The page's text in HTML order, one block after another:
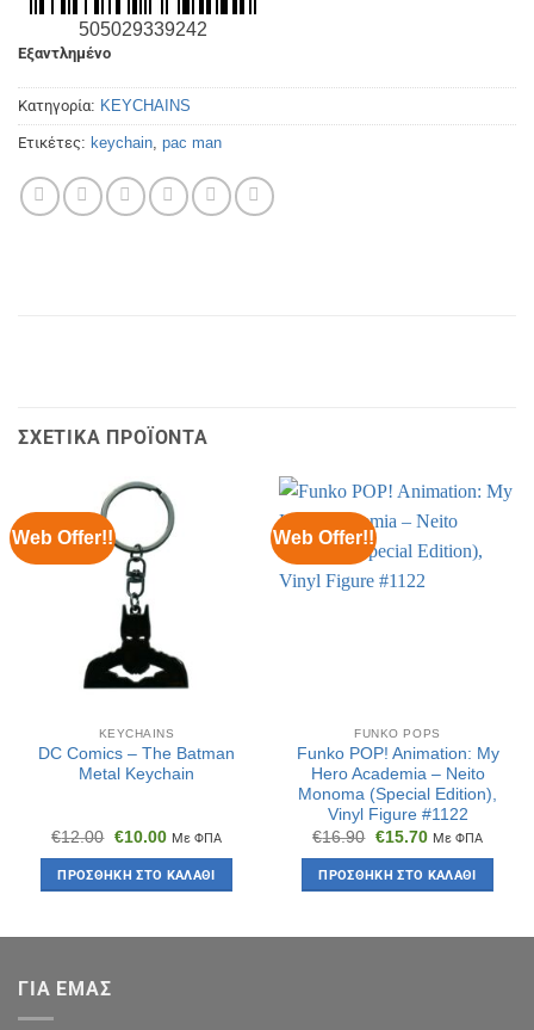
505029339242
Εξαντλημένο
Κατηγορία: KEYCHAINS
Ετικέτες: keychain pac man
ΣΧΕΤΙΚΆ ΠΡΟΪΌΝΤΑ
Web Offer!!
KEYCHAINS
DC Comics – The Batman
Metal Keychain
€12.00 Original
was:
€12.00.
€10.00Η
τιμή
είναι:
Με ΦΠΑ
ΠΡΟΣΘΉΚΗ ΣΤΟ ΚΑΛΆΘΙ
Web Offer!!
FUNKO POPS
Funko POP! Animation: My
Hero Academia – Neito
Monoma (Special Edition),
Vinyl Figure #1122
€16.90 Original
was:
€16.90.
€15.70Η
τιμή
είναι:
Με ΦΠΑ
ΠΡΟΣΘΉΚΗ ΣΤΟ ΚΑΛΆΘΙ
ΓΙΑ ΕΜΑΣ